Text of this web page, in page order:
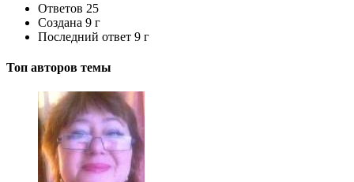
Ответов 25
Создана 9 г
Последний ответ 9 г
Топ авторов темы